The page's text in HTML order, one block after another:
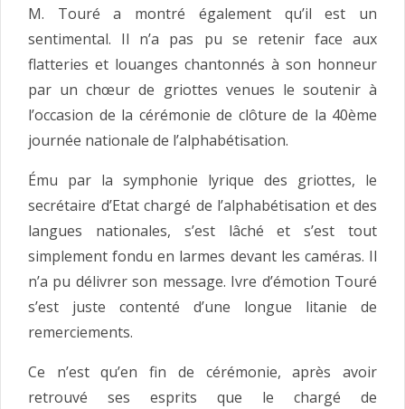
M. Touré a montré également qu’il est un
sentimental. Il n’a pas pu se retenir face aux
flatteries et louanges chantonnés à son honneur
par un chœur de griottes venues le soutenir à
l’occasion de la cérémonie de clôture de la 40ème
journée nationale de l’alphabétisation.
Ému par la symphonie lyrique des griottes, le
secrétaire d’Etat chargé de l’alphabétisation et des
langues nationales, s’est lâché et s’est tout
simplement fondu en larmes devant les caméras. Il
n’a pu délivrer son message. Ivre d’émotion Touré
s’est juste contenté d’une longue litanie de
remerciements.
Ce n’est qu’en fin de cérémonie, après avoir
retrouvé ses esprits que le chargé de